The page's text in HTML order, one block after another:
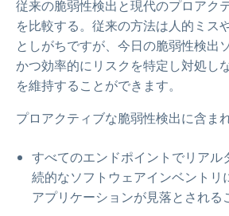
従来の脆弱性検出と現代のプロアク
を比較する。従来の方法は人的ミス
としがちですが、今日の脆弱性検出
かつ効率的にリスクを特定し対処し
を維持することができます。
プロアクティブな脆弱性検出に含ま
すべてのエンドポイントでリアル
続的なソフトウェアインベントリ
アプリケーションが見落とされる